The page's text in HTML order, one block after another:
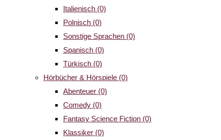
Italienisch (0)
Polnisch (0)
Sonstige Sprachen (0)
Spanisch (0)
Türkisch (0)
Hörbücher & Hörspiele (0)
Abenteuer (0)
Comedy (0)
Fantasy Science Fiction (0)
Klassiker (0)